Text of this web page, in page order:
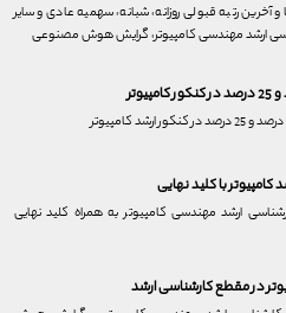
رتبه قبولی روزانه، شبانه، سهمیه عادی و سایر
ارشد مهندسی کامپیوتر، گرایش هوش مصنوعی
با کلید نهایی
ارشد مهندسی کامپیوتر به همراه کلید نهایی
در مقطع کارشناسی ارشد